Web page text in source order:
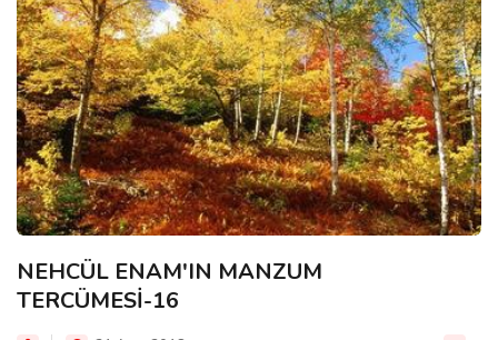
NEHCÜL ENAM'IN MANZUM
TERCÜMESİ-16